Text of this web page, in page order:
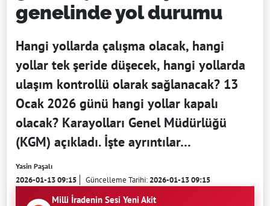
genelinde yol durumu
Hangi yollarda çalışma olacak, hangi
yollar tek şeride düşecek, hangi yollarda
ulaşım kontrollü olarak sağlanacak? 13
Ocak 2026 günü hangi yollar kapalı
olacak? Karayolları Genel Müdürlüğü
(KGM) açıkladı. İşte ayrıntılar…
Yasin Paşalı
2026-01-13 09:15 Güncelleme Tarihi:2026-01-13 09:15
Milli İradenin Sesi Yeni Akit